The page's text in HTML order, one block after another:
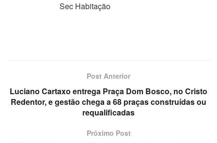
Sec Habitação
Post Anterior
Luciano Cartaxo entrega Praça Dom Bosco, no Cristo
Redentor, e gestão chega a 68 praças construídas ou
requalificadas
Próximo Post